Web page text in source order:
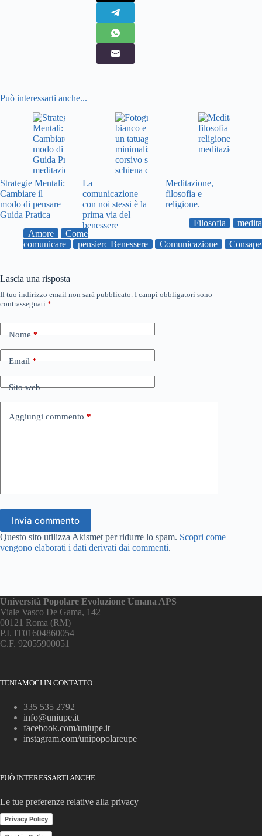
Può interessarti anche...
Strategie Mentali:
Cambiare il
modo di pensare |
Guida Pratica
Amore
Come
comunicare
pensiero
La
comunicazione
con noi stessi è la
prima via del
benessere
Benessere
Comunicazione
Meditazione,
filosofia e
religione.
Filosofia
Lascia una risposta
Il tuo indirizzo email non sarà pubblicato. I campi obbligatori sono
contrassegnati *
Nome*
Email*
Sito web
Aggiungi commento *
Invia commento
Questo sito utilizza Akismet per ridurre lo spam. Scopri come
vengono elaborati i dati derivati dai commenti.
Università Popolare Evoluzione Umana APS
Viale Vasco De Gama, 142
00121 Roma (RM)
P.I. IT01604860054
C.F. 92055900051
TENIAMOCI IN CONTATTO
335 535 2792
info@uniupe.it
facebook.com/uniupe.it
instagram.com/unipopolareupe
PUÒ INTERESSARTI ANCHE
Le tue preferenze relative alla privacy
Privacy Policy